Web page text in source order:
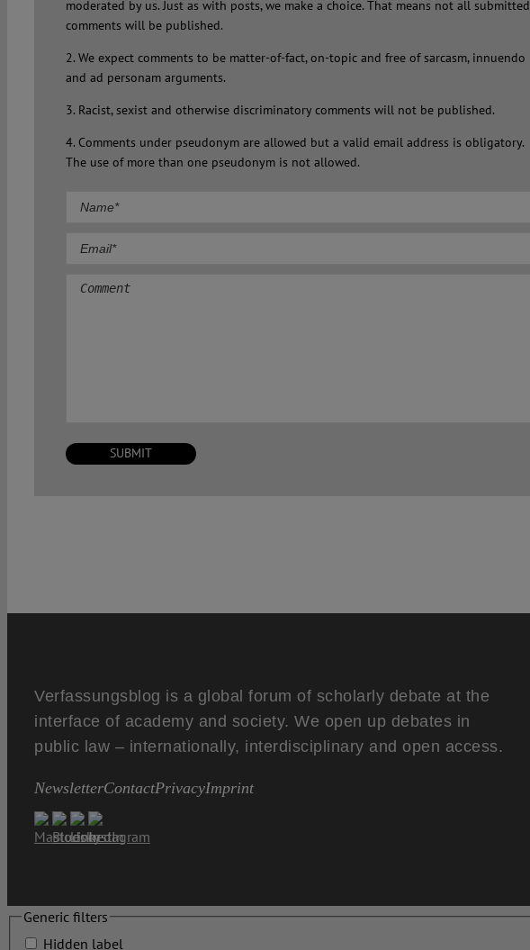
moderated by us. Just as with posts, we make a choice. That means not all submitted
comments will be published.
2. We expect comments to be matter-of-fact, on-topic and free of sarcasm, innuendo
and ad personam arguments.
3. Racist, sexist and otherwise discriminatory comments will not be published.
4. Comments under pseudonym are allowed but a valid email address is obligatory.
The use of more than one pseudonym is not allowed.
Verfassungsblog is a global forum of scholarly debate at the
interface of academy and society. We open up debates in
public law – internationally, interdisciplinary and open access.
NewsletterContactPrivacyImprint
Generic filters
Hidden label